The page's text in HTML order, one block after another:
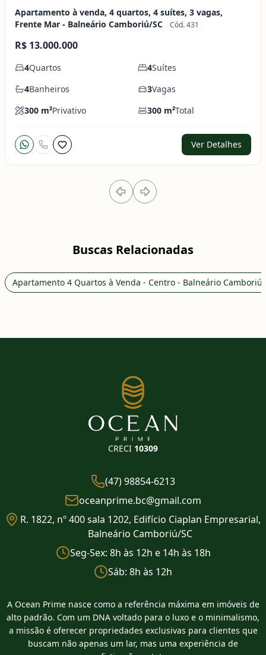
Apartamento à venda, 4 quartos, 4 suítes, 3 vagas,
Frente Mar - Balneário Camboriú/SC
Cód. 431
R$ 13.000.000
4Quartos 4Suítes
4Banheiros 3Vagas
300 m²Privativo 300 m²Total
Ver Detalhes
Buscas Relacionadas
Apartamento 4 Quartos à Venda - Centro - Balneário Camboriú/
CRECI 10309
(47) 98854-6213
oceanprime.bc@gmail.com
R. 1822, nº 400 sala 1202, Edifício Ciaplan Empresarial,
Balneário Camboriú/SC
Seg-Sex: 8h às 12h e 14h às 18h
Sáb: 8h às 12h
A Ocean Prime nasce como a referência máxima em imóveis de
alto padrão. Com um DNA voltado para o luxo e o minimalismo,
a missão é oferecer propriedades exclusivas para clientes que
buscam não apenas um lar, mas uma experiência de